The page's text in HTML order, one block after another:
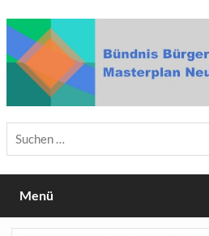
to
content
Bündnis
Masterplan
Menü